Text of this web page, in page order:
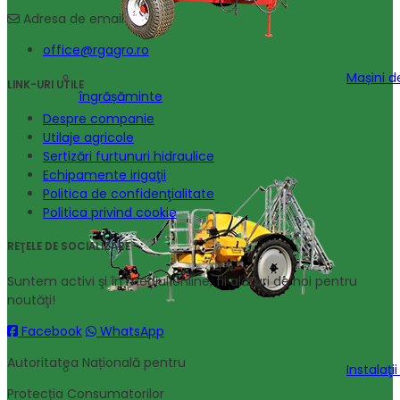
Mașini
îngrășăminte
Adresa de email
office@rgagro.ro
LINK-URI UTILE
Despre companie
Utilaje agricole
Sertizări furtunuri hidraulice
Echipamente irigaţii
Politica de confidenţialitate
Politica privind cookie
REŢELE DE SOCIALIZARE
Suntem activi şi în mediul online, fii alături de noi pentru
noutăţi!
Facebook
WhatsApp
Autoritatea Națională pentru
Protecția Consumatorilor